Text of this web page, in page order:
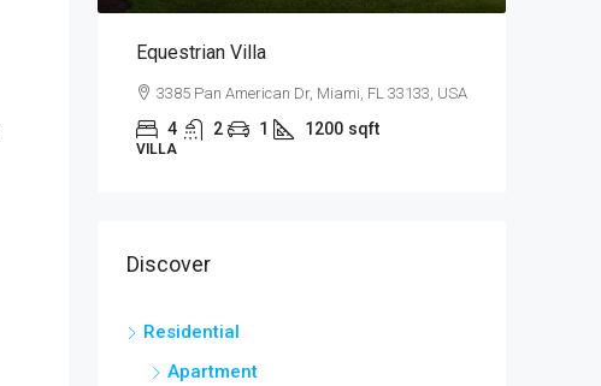
Equestrian Villa
3385 Pan American Dr, Miami, FL 33133, USA
4 2 1 1200 sqft
VILLA
Discover
Residential
Apartment